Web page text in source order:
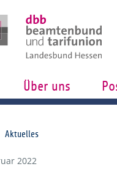
Über uns
Aktuelles
2022